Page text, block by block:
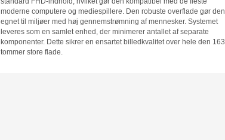
moderne computere og mediespillere. Den robuste overflade gør den
egnet til miljøer med høj gennemstrømning af mennesker. Systemet
leveres som en samlet enhed, der minimerer antallet af separate
komponenter. Dette sikrer en ensartet billedkvalitet over hele den 163
tommer store flade.